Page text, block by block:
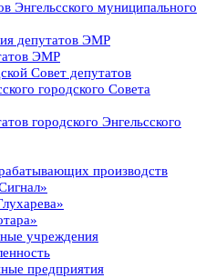
Энгельсского муниципального
депутатов ЭМР
ЭМР
Совет депутатов
городского Совета
городского Энгельсского
производств
учреждения
предприятия